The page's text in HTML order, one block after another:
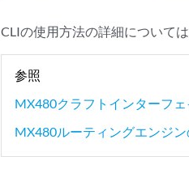
1.25 V
12 V RE
  Power 2
4.6 V bias MidPlane
    1.5 V Rocket IO           1408 mV
CLIの使用方法の詳細について
参照
MX480クラフトインターフ
MX480ルーティングエンジ